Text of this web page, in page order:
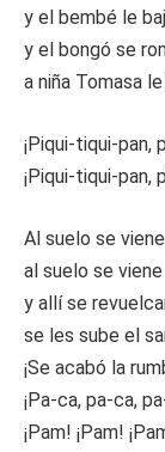
y el bembé le
y el bongó se
a niña Tomasa
¡Piqui-tiqui-pan,
¡Piqui-tiqui-pan,
Al suelo se
al suelo se
y allí se
se les sube el
¡Se acabó la
¡Pa-ca, pa-ca,
¡Pam! ¡Pam!